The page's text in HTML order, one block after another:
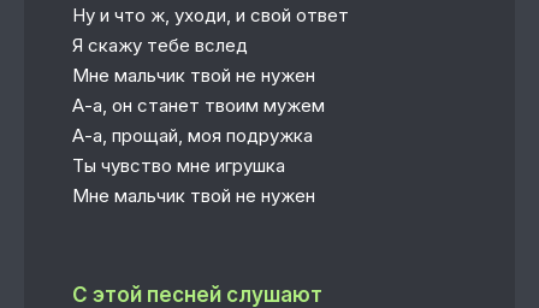
Ну и что ж, уходи, и свой ответ
Я скажу тебе вслед
Мне мальчик твой не нужен
А-а, он станет твоим мужем
А-а, прощай, моя подружка
Ты чувство мне игрушка
Мне мальчик твой не нужен
С этой песней слушают